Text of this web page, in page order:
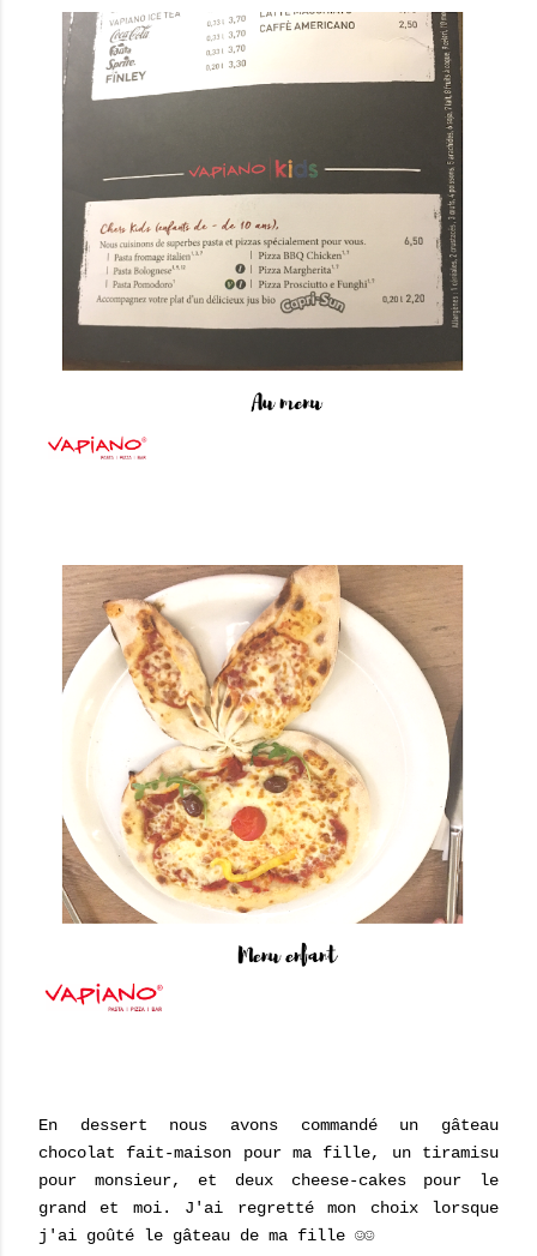
En dessert nous avons commandé un gâteau
chocolat fait-maison pour ma fille, un tiramisu
pour monsieur, et deux cheese-cakes pour le
grand et moi. J'ai regretté mon choix lorsque
j'ai goûté le gâteau de ma fille ☺☺